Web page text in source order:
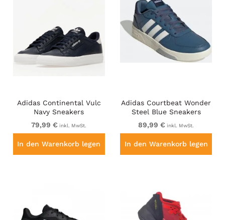
Adidas Continental Vulc
Navy Sneakers
79,99 € inkl. MwSt.
In den Warenkorb legen
Adidas Courtbeat Wonder
Steel Blue Sneakers
89,99 € inkl. MwSt.
In den Warenkorb legen